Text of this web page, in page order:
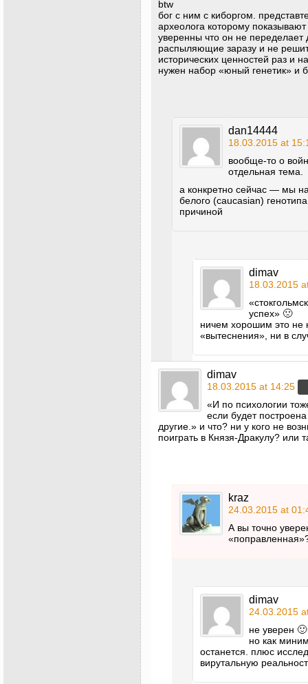
btw
бог с ним с киборгом.
археолога которому
уверенны что он не
распыляющие заразу и не
исторических ценностей раз и
нужен набор «юный генетик» и
dan14444
18.03.2015 at
вообще-то о
отдельная тема.
а конкретно сейчас — мы
белого (caucasian)
причиной
dimav
18.03.2015
успех» 🙁
ничем хорошим это не
«вытеснения», ни в
dimav
18.03.2015 at 14:25
«И по психологии
если будет
другие.» и что? ни у кого не
поиграть в Князя-Дракулу? или
kraz
24.03.2015 at
А вы точно
dimav
24.03.2015
не уверен 🙂
но как
останется. плюс
вирутальную